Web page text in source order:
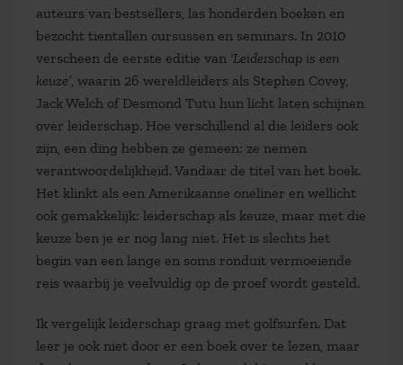
auteurs van bestsellers, las honderden boeken en
bezocht tientallen cursussen en seminars. In 2010
verscheen de eerste editie van ‘Leiderschap is een
keuze’ , waarin 26 wereldleiders als Stephen Covey,
Jack Welch of Desmond Tutu hun licht laten schijnen
over leiderschap. Hoe verschillend al die leiders ook
zijn, een ding hebben ze gemeen: ze nemen
verantwoordelijkheid. Vandaar de titel van het boek.
Het klinkt als een Amerikaanse oneliner en wellicht
ook gemakkelijk: leiderschap als keuze, maar met die
keuze ben je er nog lang niet. Het is slechts het
begin van een lange en soms ronduit vermoeiende
reis waarbij je veelvuldig op de proef wordt gesteld.
Ik vergelijk leiderschap graag met golfsurfen. Dat
leer je ook niet door er een boek over te lezen, maar